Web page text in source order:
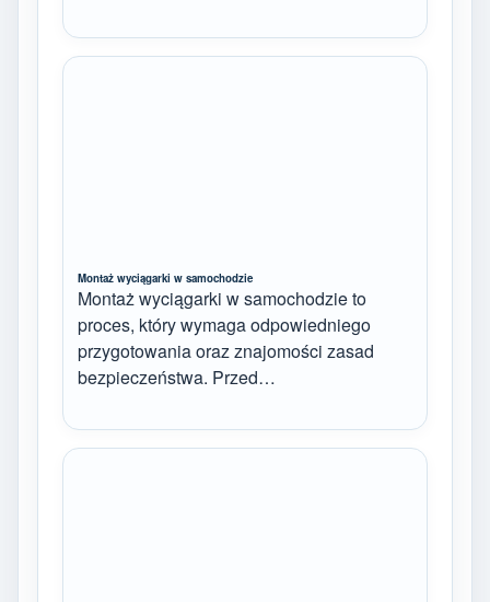
Montaż wyciągarki w samochodzie
Montaż wyciągarki w samochodzie to
proces, który wymaga odpowiedniego
przygotowania oraz znajomości zasad
bezpieczeństwa. Przed…